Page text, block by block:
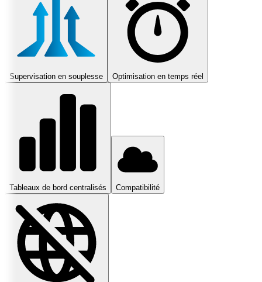
Supervisation en souplesse Optimisation en temps réel
Tableaux de bord centralisés Compatibilité